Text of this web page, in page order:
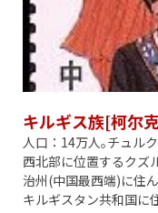
キルギス族[柯尔
人口：14万人｡チュル
西北部に位置するクズ
治州(中国最西端)に住
キルギスタン共和国に